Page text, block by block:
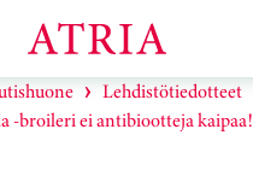
Lehdistötiedotteet
-broileri ei antibiootteja kaipaa!